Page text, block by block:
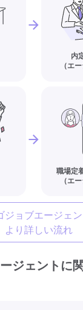
内
（エ
職場定
（エ
ジョブエージェ
より詳しい流れ
ジェントに